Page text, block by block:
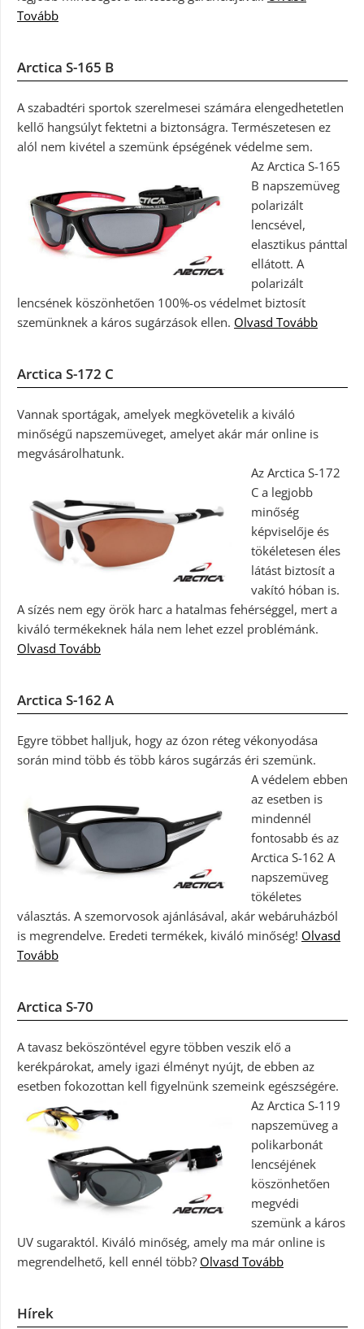
Tovább
Arctica S-165 B
A szabadtéri sportok szerelmesei számára elengedhetetlen
kellő hangsúlyt fektetni a biztonságra. Természetesen ez
alól nem kivétel a szemünk épségének védelme sem.
Az Arctica S-165
B napszemüveg
polarizált
lencsével,
elasztikus pánttal
ellátott. A
polarizált
lencsének köszönhetően 100%-os védelmet biztosít
szemünknek a káros sugárzások ellen. Olvasd Tovább
Arctica S-172 C
Vannak sportágak, amelyek megkövetelik a kiváló
minőségű napszemüveget, amelyet akár már online is
megvásárolhatunk.
Az Arctica S-172
C a legjobb
minőség
képviselője és
tökéletesen éles
látást biztosít a
vakító hóban is.
A sízés nem egy örök harc a hatalmas fehérséggel, mert a
kiváló termékeknek hála nem lehet ezzel problémánk.
Olvasd Tovább
Arctica S-162 A
Egyre többet halljuk, hogy az ózon réteg vékonyodása
során mind több és több káros sugárzás éri szemünk.
A védelem ebben
az esetben is
mindennél
fontosabb és az
Arctica S-162 A
napszemüveg
tökéletes
választás. A szemorvosok ajánlásával, akár webáruházból
is megrendelve. Eredeti termékek, kiváló minőség! Olvasd
Tovább
Arctica S-70
A tavasz beköszöntével egyre többen veszik elő a
kerékpárokat, amely igazi élményt nyújt, de ebben az
esetben fokozottan kell figyelnünk szemeink egészségére.
Az Arctica S-119
napszemüveg a
polikarbonát
lencséjének
köszönhetően
megvédi
szemünk a káros
UV sugaraktól. Kiváló minőség, amely ma már online is
megrendelhető, kell ennél több? Olvasd Tovább
Hírek